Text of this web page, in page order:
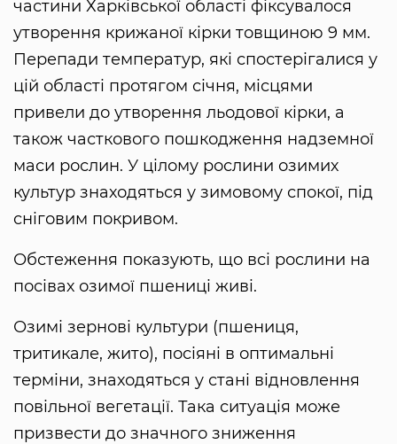
частини Харківської області фіксувалося
утворення крижаної кірки товщиною 9 мм.
Перепади температур, які спостерігалися у
цій області протягом січня, місцями
привели до утворення льодової кірки, а
також часткового пошкодження надземної
маси рослин. У цілому рослини озимих
культур знаходяться у зимовому спокої, під
сніговим покривом.
Обстеження показують, що всі рослини на
посівах озимої пшениці живі.
Озимі зернові культури (пшениця,
тритикале, жито), посіяні в оптимальні
терміни, знаходяться у стані відновлення
повільної вегетації. Така ситуація може
призвести до значного зниження